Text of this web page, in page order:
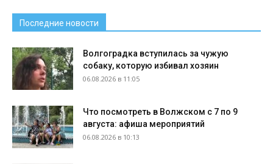
Последние новости
Волгоградка вступилась за чужую
собаку, которую избивал хозяин
06.08.2026 в 11:05
Что посмотреть в Волжском с 7 по 9
августа: афиша мероприятий
06.08.2026 в 10:13